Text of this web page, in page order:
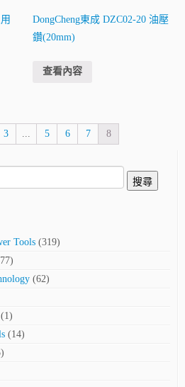
DongCheng東成 DZC02-20 油壓
鑽(20mm)
查看內容
3 5 6 7 8
搜尋
Tools (319)
(62)
(1)
(14)